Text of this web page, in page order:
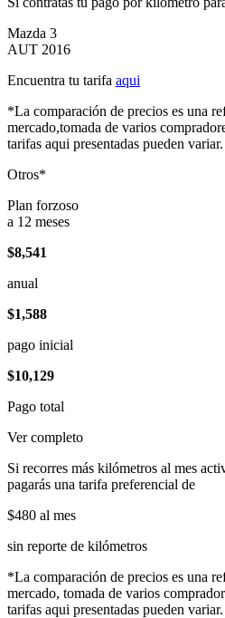
Mazda 3
AUT 2016
Encuentra tu tarifa aqui
*La comparación de precios es una
mercado,tomada de varios
tarifas aqui presentadas pueden variar.
Otros*
Plan forzoso
a 12 meses
$8,541
anual
$1,588
pago inicial
$10,129
Pago total
Ver completo
Si recorres más kilómetros al mes
pagarás una tarifa preferencial de
$480 al mes
sin reporte de kilómetros
*La comparación de precios es una
mercado, tomada de varios
tarifas aqui presentadas pueden variar.